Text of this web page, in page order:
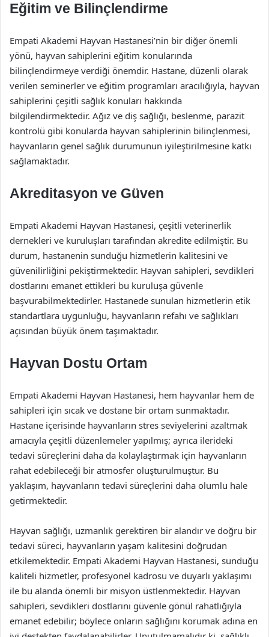
Eğitim ve Bilinçlendirme
Empati Akademi Hayvan Hastanesi’nin bir diğer önemli
yönü, hayvan sahiplerini eğitim konularında
bilinçlendirmeye verdiği önemdir. Hastane, düzenli olarak
verilen seminerler ve eğitim programları aracılığıyla, hayvan
sahiplerini çeşitli sağlık konuları hakkında
bilgilendirmektedir. Ağız ve diş sağlığı, beslenme, parazit
kontrolü gibi konularda hayvan sahiplerinin bilinçlenmesi,
hayvanların genel sağlık durumunun iyileştirilmesine katkı
sağlamaktadır.
Akreditasyon ve Güven
Empati Akademi Hayvan Hastanesi, çeşitli veterinerlik
dernekleri ve kuruluşları tarafından akredite edilmiştir. Bu
durum, hastanenin sunduğu hizmetlerin kalitesini ve
güvenilirliğini pekiştirmektedir. Hayvan sahipleri, sevdikleri
dostlarını emanet ettikleri bu kuruluşa güvenle
başvurabilmektedirler. Hastanede sunulan hizmetlerin etik
standartlara uygunluğu, hayvanların refahı ve sağlıkları
açısından büyük önem taşımaktadır.
Hayvan Dostu Ortam
Empati Akademi Hayvan Hastanesi, hem hayvanlar hem de
sahipleri için sıcak ve dostane bir ortam sunmaktadır.
Hastane içerisinde hayvanların stres seviyelerini azaltmak
amacıyla çeşitli düzenlemeler yapılmış; ayrıca ilerideki
tedavi süreçlerini daha da kolaylaştırmak için hayvanların
rahat edebileceği bir atmosfer oluşturulmuştur. Bu
yaklaşım, hayvanların tedavi süreçlerini daha olumlu hale
getirmektedir.
Hayvan sağlığı, uzmanlık gerektiren bir alandır ve doğru bir
tedavi süreci, hayvanların yaşam kalitesini doğrudan
etkilemektedir. Empati Akademi Hayvan Hastanesi, sunduğu
kaliteli hizmetler, profesyonel kadrosu ve duyarlı yaklaşımı
ile bu alanda önemli bir misyon üstlenmektedir. Hayvan
sahipleri, sevdikleri dostlarını güvenle gönül rahatlığıyla
emanet edebilir; böylece onların sağlığını korumak adına en